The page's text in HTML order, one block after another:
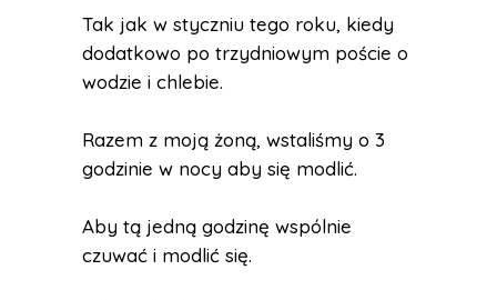
Tak jak w styczniu tego roku, kiedy
dodatkowo po trzydniowym poście o
wodzie i chlebie.
Razem z moją żoną, wstaliśmy o 3
godzinie w nocy aby się modlić.
Aby tą jedną godzinę wspólnie
czuwać i modlić się.